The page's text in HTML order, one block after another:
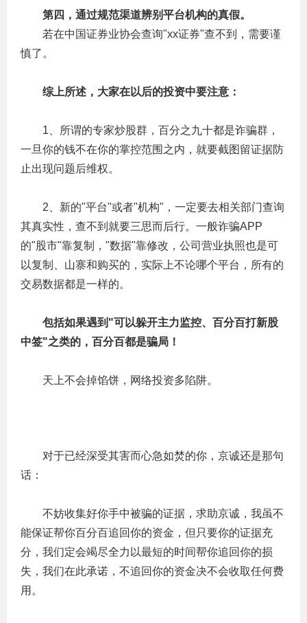
第四，通过规范渠道辨别平台机构的真假。
若在中国证券业协会查询"xx证券"查不到，需要谨
慎了。
综上所述，大家在以后的投资中要注意：
1、所谓的专家炒股群，百分之九十都是诈骗群，
一旦你的钱不在你的掌控范围之内，就要截图留证据防
止出现问题后维权。
2、新的"平台"或者"机构"，一定要去相关部门查询
其真实性，查不到就要三思而后行。一般诈骗APP
的"股市"靠复制，"数据"靠修改，公司营业执照也是可
以复制、山寨和购买的，实际上不论哪个平台，所有的
交易数据都是一样的。
包括如果遇到"可以躲开主力监控、百分百打新股
中签"之类的，百分百都是骗局！
天上不会掉馅饼，网络投资多陷阱。
对于已经深受其害而心急如焚的你，京诚还是那句
话：
不妨收集好你手中被骗的证据，求助京诚，我虽不
能保证帮你百分百追回你的资金，但只要你的证据充
分，我们定会竭尽全力以最短的时间帮你追回你的损
失，我们在此承诺，不追回你的资金决不会收取任何费
用。